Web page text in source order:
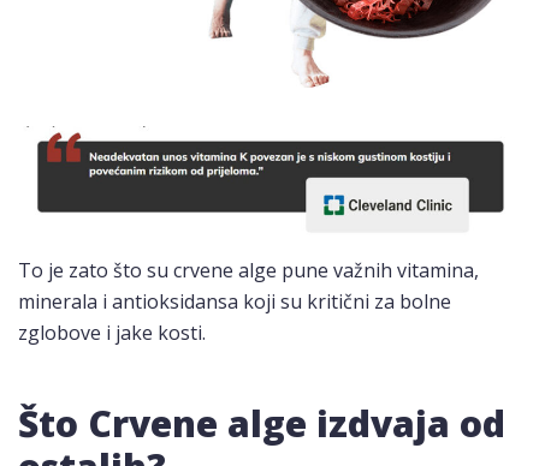
To je zato što su crvene alge pune važnih vitamina,
minerala i antioksidansa koji su kritični za bolne
zglobove i jake kosti.
Što Crvene alge izdvaja od